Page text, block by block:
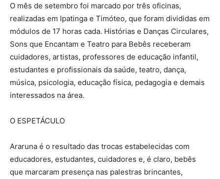
O mês de setembro foi marcado por três oficinas,
realizadas em Ipatinga e Timóteo, que foram divididas em
módulos de 17 horas cada. Histórias e Danças Circulares,
Sons que Encantam e Teatro para Bebês receberam
cuidadores, artistas, professores de educação infantil,
estudantes e profissionais da saúde, teatro, dança,
música, psicologia, educação física, pedagogia e demais
interessados na área.
O ESPETÁCULO
Araruna é o resultado das trocas estabelecidas com
educadores, estudantes, cuidadores e, é claro, bebês
que marcaram presença nas palestras brincantes,